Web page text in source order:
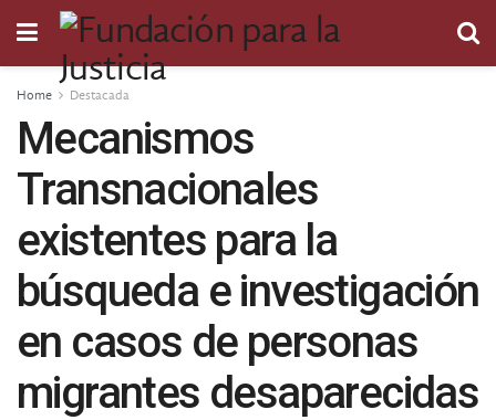
Home Destacada
Mecanismos
Transnacionales
existentes para la
búsqueda e investigación
en casos de personas
migrantes desaparecidas